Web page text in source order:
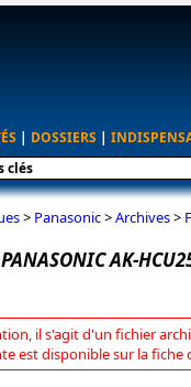
| DOSSIERS |
> Panasonic>Archives>
AK-
il s'agit d'un fichier
est disponible sur la fiche